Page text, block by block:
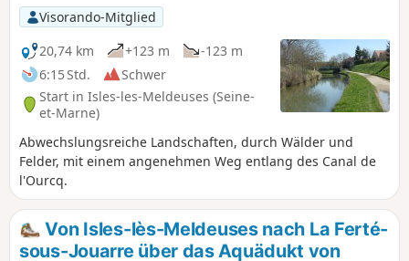
Visorando-Mitglied
20,74 km
+123 m
-123 m
6:15 Std.
Schwer
Start in Isles-les-Meldeuses (Seine-
et-Marne)
Abwechslungsreiche Landschaften, durch Wälder und
Felder, mit einem angenehmen Weg entlang des Canal de
l'Ourcq.
Von Isles-lès-Meldeuses nach La Ferté-
sous-Jouarre über das Aquädukt von